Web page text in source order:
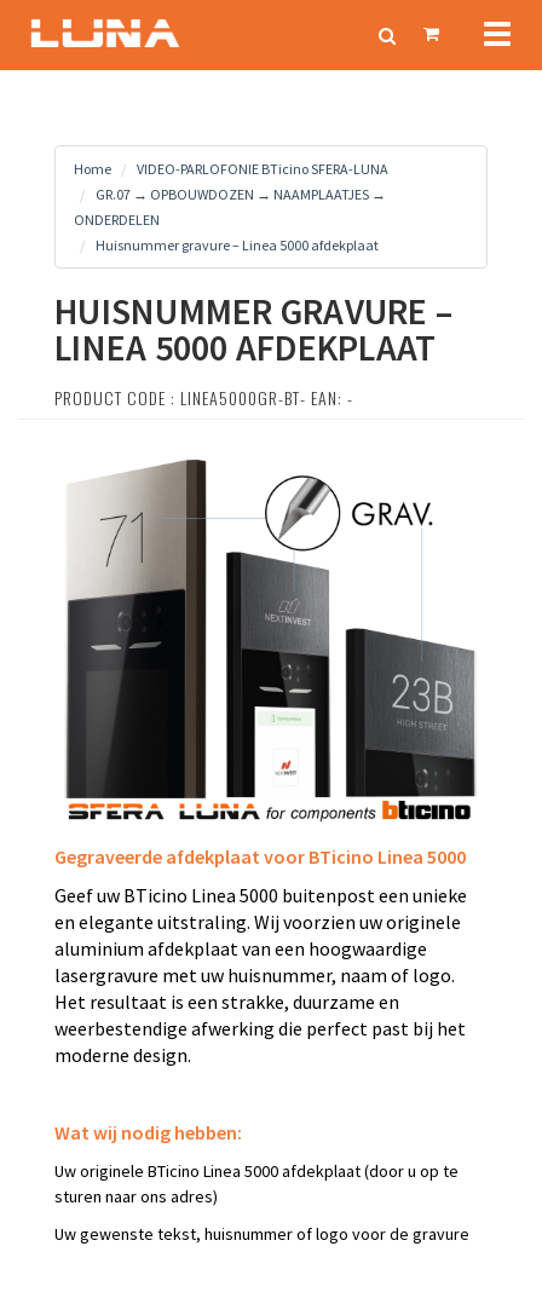
Home
VIDEO-PARLOFONIE BTicino SFERA-LUNA
GR.07 → OPBOUWDOZEN → NAAMPLAATJES →
ONDERDELEN
Huisnummer gravure – Linea 5000 afdekplaat
HUISNUMMER GRAVURE –
LINEA 5000 AFDEKPLAAT
PRODUCT CODE : LINEA5000GR-BT- EAN: -
Gegraveerde afdekplaat voor BTicino Linea 5000
Geef uw BTicino Linea 5000 buitenpost een unieke
en elegante uitstraling. Wij voorzien uw originele
aluminium afdekplaat van een hoogwaardige
lasergravure met uw huisnummer, naam of logo.
Het resultaat is een strakke, duurzame en
weerbestendige afwerking die perfect past bij het
moderne design.
Wat wij nodig hebben:
Uw originele BTicino Linea 5000 afdekplaat (door u op te
sturen naar ons adres)
Uw gewenste tekst, huisnummer of logo voor de gravure